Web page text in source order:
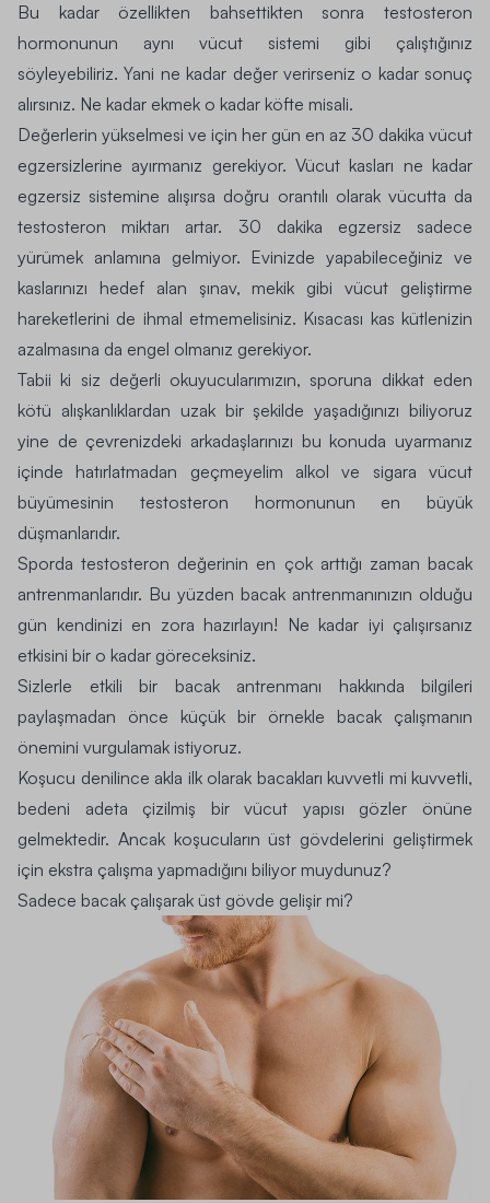
Bu kadar özellikten bahsettikten sonra testosteron
hormonunun aynı vücut sistemi gibi çalıştığınız
söyleyebiliriz. Yani ne kadar değer verirseniz o kadar sonuç
alırsınız. Ne kadar ekmek o kadar köfte misali.
Değerlerin yükselmesi ve için her gün en az 30 dakika vücut
egzersizlerine ayırmanız gerekiyor. Vücut kasları ne kadar
egzersiz sistemine alışırsa doğru orantılı olarak vücutta da
testosteron miktarı artar. 30 dakika egzersiz sadece
yürümek anlamına gelmiyor. Evinizde yapabileceğiniz ve
kaslarınızı hedef alan şınav, mekik gibi vücut geliştirme
hareketlerini de ihmal etmemelisiniz. Kısacası kas kütlenizin
azalmasına da engel olmanız gerekiyor.
Tabii ki siz değerli okuyucularımızın, sporuna dikkat eden
kötü alışkanlıklardan uzak bir şekilde yaşadığınızı biliyoruz
yine de çevrenizdeki arkadaşlarınızı bu konuda uyarmanız
içinde hatırlatmadan geçmeyelim alkol ve sigara vücut
büyümesinin testosteron hormonunun en büyük
düşmanlarıdır.
Sporda testosteron değerinin en çok arttığı zaman bacak
antrenmanlarıdır. Bu yüzden bacak antrenmanınızın olduğu
gün kendinizi en zora hazırlayın! Ne kadar iyi çalışırsanız
etkisini bir o kadar göreceksiniz.
Sizlerle etkili bir bacak antrenmanı hakkında bilgileri
paylaşmadan önce küçük bir örnekle bacak çalışmanın
önemini vurgulamak istiyoruz.
Koşucu denilince akla ilk olarak bacakları kuvvetli mi kuvvetli,
bedeni adeta çizilmiş bir vücut yapısı gözler önüne
gelmektedir. Ancak koşucuların üst gövdelerini geliştirmek
için ekstra çalışma yapmadığını biliyor muydunuz?
Sadece bacak çalışarak üst gövde gelişir mi?